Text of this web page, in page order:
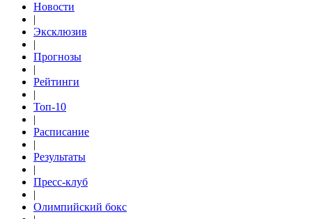
Новости
|
Эксклюзив
|
Прогнозы
|
Рейтинги
|
Топ-10
|
Расписание
|
Результаты
|
Пресс-клуб
|
Олимпийский бокс